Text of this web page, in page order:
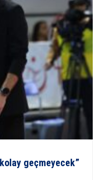
geçmeyecek”